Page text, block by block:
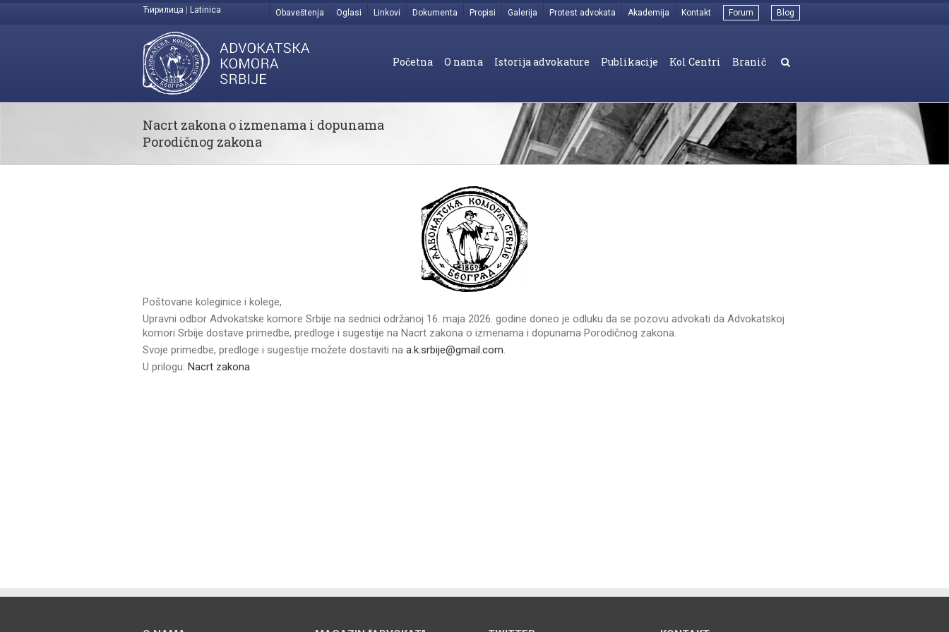
Ћирилица Latinica Obaveštenja Oglasi Linkovi Dokumenta Propisi Galerija Protest advokata Akademija Kontakt Forum Blog
Početna O nama Istorija advokature Publikacije Kol Centri Branič
Nacrt zakona o izmenama i dopunama
Porodičnog zakona
Poštovane koleginice i kolege,
Upravni odbor Advokatske komore Srbije na sednici održanoj 16. maja 2026. godine doneo je odluku da se pozovu advokati da Advokatskoj
komori Srbije dostave primedbe, predloge i sugestije na Nacrt zakona o izmenama i dopunama Porodičnog zakona.
Svoje primedbe, predloge i sugestije možete dostaviti na a.k.srbije@gmail.com.
U prilogu: Nacrt zakona